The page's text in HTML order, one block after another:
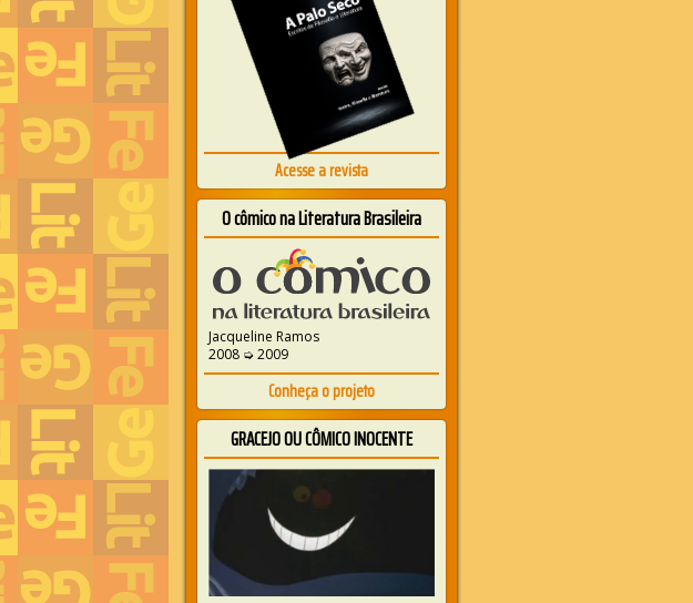
Acesse a revista
O cômico na Literatura Brasileira
Jacqueline Ramos
2008 ➭ 2009
Conheça o projeto
GRACEJO OU CÔMICO INOCENTE